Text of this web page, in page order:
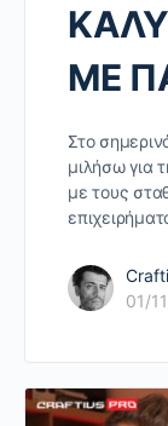
ΜΕ
Στο
μιλήσω για
με τους
01/